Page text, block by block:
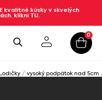
kvalitné kúsky v skvelých
klikni TU.
0
/ vysoký podpätok nad 5cm